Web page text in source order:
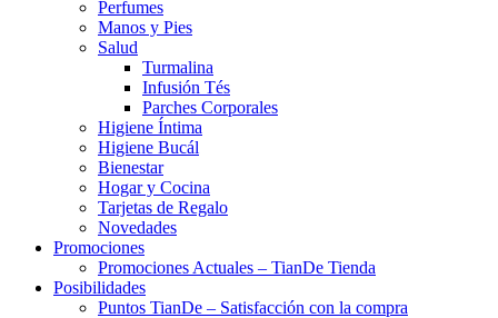
Perfumes
Manos y Pies
Salud
Turmalina
Infusión Tés
Parches Corporales
Higiene Íntima
Higiene Bucál
Bienestar
Hogar y Cocina
Tarjetas de Regalo
Novedades
Promociones
Promociones Actuales – TianDe Tienda
Posibilidades
Puntos TianDe – Satisfacción con la compra